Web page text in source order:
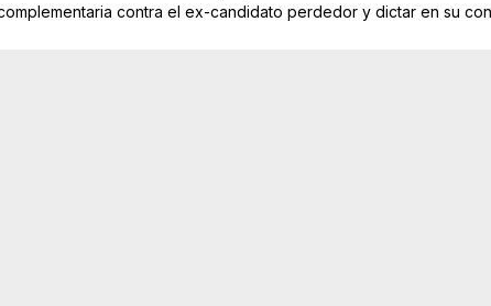
contra el ex-candidato perdedor y dictar en su